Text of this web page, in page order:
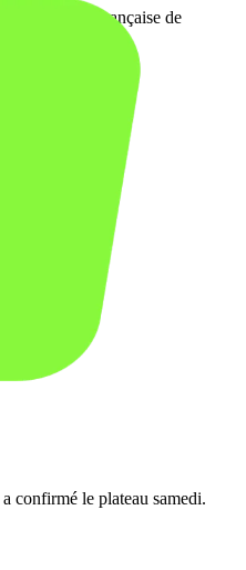
fédération française de
confirmé le plateau samedi.